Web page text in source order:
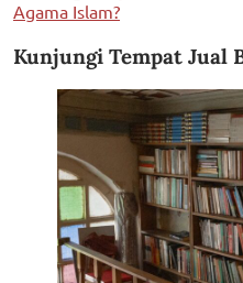
Agama Islam?
Kunjungi Tempat Jual